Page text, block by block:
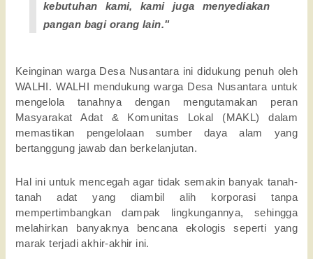
kebutuhan kami, kami juga menyediakan
pangan bagi orang lain."
Keinginan warga Desa Nusantara ini didukung penuh oleh
WALHI. WALHI mendukung warga Desa Nusantara untuk
mengelola tanahnya dengan mengutamakan peran
Masyarakat Adat & Komunitas Lokal (MAKL) dalam
memastikan pengelolaan sumber daya alam yang
bertanggung jawab dan berkelanjutan.
Hal ini untuk mencegah agar tidak semakin banyak tanah-
tanah adat yang diambil alih korporasi tanpa
mempertimbangkan dampak lingkungannya, sehingga
melahirkan banyaknya bencana ekologis seperti yang
marak terjadi akhir-akhir ini.